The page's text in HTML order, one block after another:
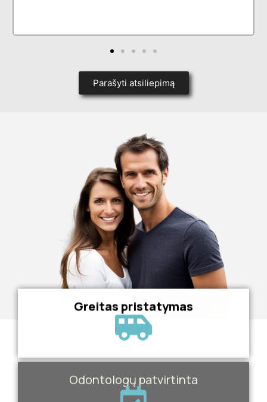
Parašyti atsiliepimą
Greitas pristatymas
Odontologų patvirtinta